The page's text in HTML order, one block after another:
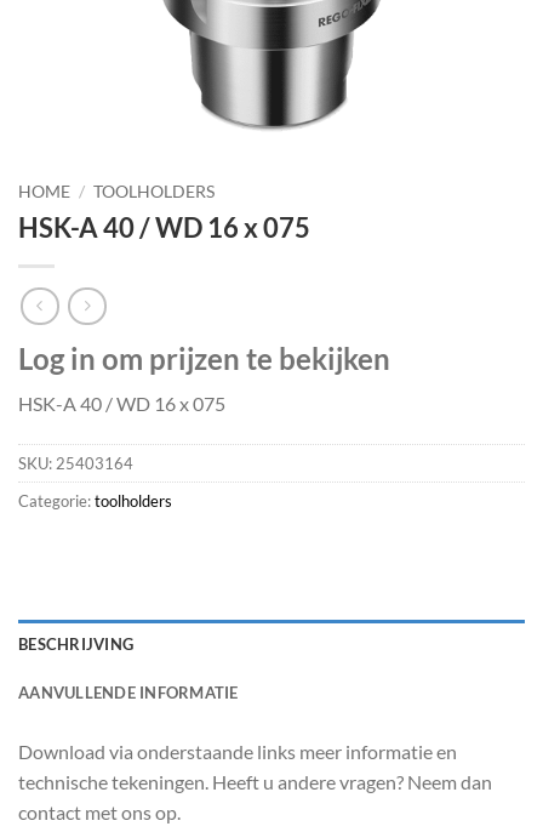
HOME / TOOLHOLDERS
HSK-A 40 / WD 16 x 075
Log in om prijzen te bekijken
HSK-A 40 / WD 16 x 075
SKU:25403164
Categorie:toolholders
BESCHRIJVING
AANVULLENDE INFORMATIE
Download via onderstaande links meer informatie en
technische tekeningen. Heeft u andere vragen? Neem dan
contact met ons op.